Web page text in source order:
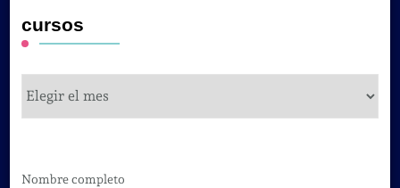
cursos
Nombre completo